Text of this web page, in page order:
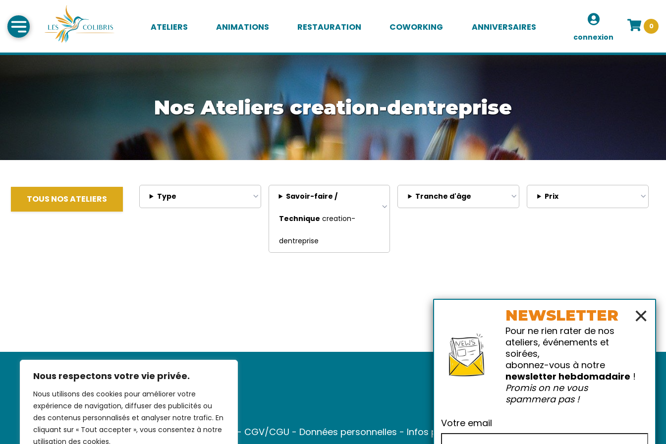
Nous respectons votre vie privée.
Nous utilisons des cookies pour améliorer votre
expérience de navigation, diffuser des publicités ou
des contenus personnalisés et analyser notre trafic. En
cliquant sur « Tout accepter », vous consentez à notre
utilisation des cookies.
ATELIERS ANIMATIONS RESTAURATION COWORKING ANNIVERSAIRES
connexion
0
Nos Ateliers creation-dentreprise
TOUS NOS ATELIERS Type Savoir-faire /
Technique creation-
dentreprise
Tranche d'âge Prix
Nous contacter - CGV/CGU - Données personnelles - Infos pratiques-FAQ
×
NEWSLETTER
Pour ne rien rater de nos
ateliers, événements et
soirées,
abonnez-vous à notre
newsletter hebdomadaire !
Promis on ne vous
spammera pas !
Votre email